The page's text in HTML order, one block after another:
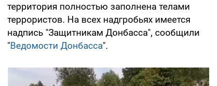
территория полностью заполнена телами
террористов. На всех надгробьях имеется
надпись "Защитникам Донбасса", сообщили
"Ведомости Донбасса".